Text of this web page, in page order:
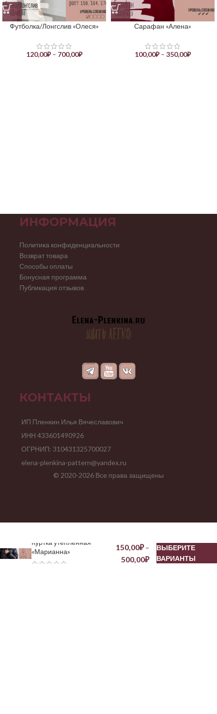
Футболка/Лонгслив «Олеся»
120,00₽ – 700,00₽
Сарафан «Алена»
100,00₽ – 350,00₽
ИНФОРМАЦИЯ
Политика конфиденциальности
Возврат товара
Способы оплаты
Бонусная программа
Публикация отзывов
КОНТАКТЫ
ИП Пленкин Илья Вячеславович
ИНН 433601490926
ОГРНИП: 310431325700027
elena-plenkina-pattern@yandex.ru
© 2020-2026 Все права защищены
Куртка утепленная
«Марианна»
150,00₽–
500,00₽
ВЫБЕРИТЕ
ВАРИАНТЫ